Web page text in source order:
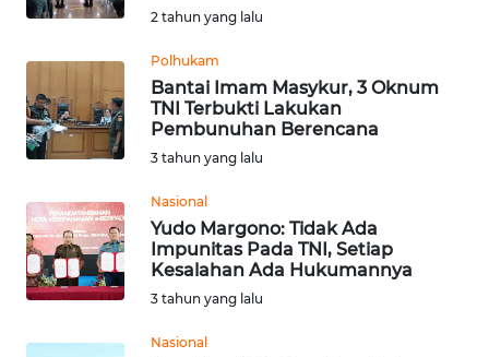
2 tahun yang lalu
Polhukam
Bantai Imam Masykur, 3 Oknum
TNI Terbukti Lakukan
Pembunuhan Berencana
3 tahun yang lalu
Nasional
Yudo Margono: Tidak Ada
Impunitas Pada TNI, Setiap
Kesalahan Ada Hukumannya
3 tahun yang lalu
Nasional
DISCLAIMER
Wahana
News
Regional
WN
WN
JAKARTA